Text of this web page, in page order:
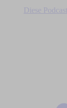
Diese